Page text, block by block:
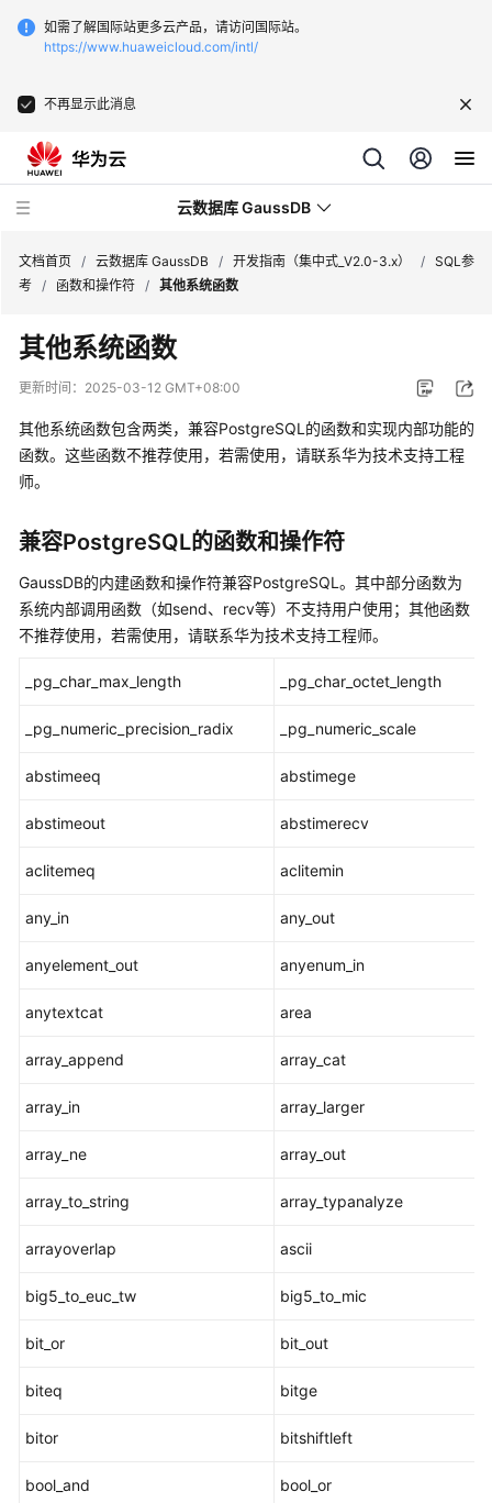
如需了解国际站更多云产品，请访问国际站。
https://www.huaweicloud.com/intl/
不再显示此消息
云数据库 GaussDB
最
新
动
服
告
产
品
介
绍
费
明
快
入
户
南
开
指
开
（分
式
指
文档首页 / 云数据库 GaussDB / 开发指南（集中式_V2.0-3.x） / SQL参
考 / 函数和操作符 / 其他系统函数
其他系统函数
更新时间： 2025-03-12 GMT+08:00
其他系统函数包含两类，兼容PostgreSQL的函数和实现内部功能的
函数。这些函数不推荐使用，若需使用，请联系华为技术支持工程
师。
兼容PostgreSQL的函数和操作符
GaussDB的内建函数和操作符兼容PostgreSQL。其中部分函数为
系统内部调用函数（如send、recv等）不支持用户使用；其他函数
不推荐使用，若需使用，请联系华为技术支持工程师。
_pg_char_max_length _pg_char_octet_length
_pg_numeric_precision_radix _pg_numeric_scale
abstimeeq abstimege
abstimeout abstimerecv
aclitemeq aclitemin
any_in any_out
anyelement_out anyenum_in
anytextcat area
array_append array_cat
array_in array_larger
array_ne array_out
array_to_string array_typanalyze
arrayoverlap ascii
big5_to_euc_tw big5_to_mic
bit_or bit_out
biteq bitge
bitor bitshiftleft
bool_and bool_or